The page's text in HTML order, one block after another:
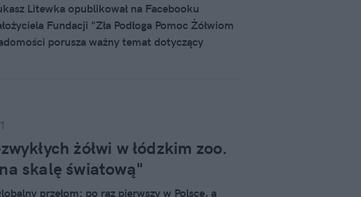
Litewka opublikował na Facebooku
Fundacji "Zła Podłoga Pomoc Żółwiom
porusza ważny temat dotyczący
żółwi w łódzkim zoo.
skalę światową"
przełom: po raz pierwszy w Polsce, a